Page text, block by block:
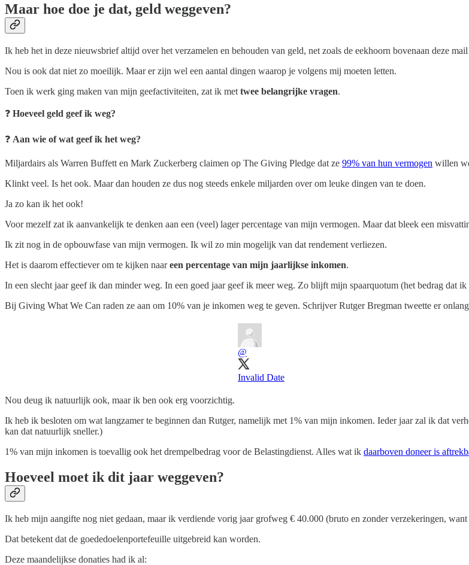
Maar hoe doe je dat, geld weggeven?
Ik heb het in deze nieuwsbrief altijd over het verzamelen en behouden van geld, net zoals de eekhoorn bovenaan deze
Nou is ook dat niet zo moeilijk. Maar er zijn wel een aantal dingen waarop je volgens mij moeten letten.
Toen ik werk ging maken van mijn geefactiviteiten, zat ik met twee belangrijke vragen.
❓ Hoeveel geld geef ik weg?
❓ Aan wie of wat geef ik het weg?
Miljardairs als Warren Buffett en Mark Zuckerberg claimen op The Giving Pledge dat ze 99% van hun vermogen willen
Klinkt veel. Is het ook. Maar dan houden ze dus nog steeds enkele miljarden over om leuke dingen van te doen.
Ja zo kan ik het ook!
Voor mezelf zat ik aanvankelijk te denken aan een (veel) lager percentage van mijn vermogen. Maar dat bleek een
Ik zit nog in de opbouwfase van mijn vermogen. Ik wil zo min mogelijk van dat rendement verliezen.
Het is daarom effectiever om te kijken naareen percentage van mijn jaarlijkse inkomen.
In een slecht jaar geef ik dan minder weg. In een goed jaar geef ik meer weg. Zo blijft mijn spaarquotum (het bedrag dat
Bij Giving What We Can raden ze aan om 10% van je inkomen weg te geven. Schrijver Rutger Bregman tweette er
@
Invalid Date
Nou deug ik natuurlijk ook, maar ik ben ook erg voorzichtig.
Ik heb ik besloten om wat langzamer te beginnen dan Rutger, namelijk met 1% van mijn inkomen. Ieder jaar zal ik dat
kan dat natuurlijk sneller.)
1% van mijn inkomen is toevallig ook het drempelbedrag voor de Belastingdienst. Alles wat ik daarboven doneer is
Hoeveel moet ik dit jaar weggeven?
Ik heb mijn aangifte nog niet gedaan, maar ik verdiende vorig jaar grofweg € 40.000 (bruto en zonder verzekeringen,
Dat betekent dat de goededoelenportefeuille uitgebreid kan worden.
Deze maandelijkse donaties had ik al: